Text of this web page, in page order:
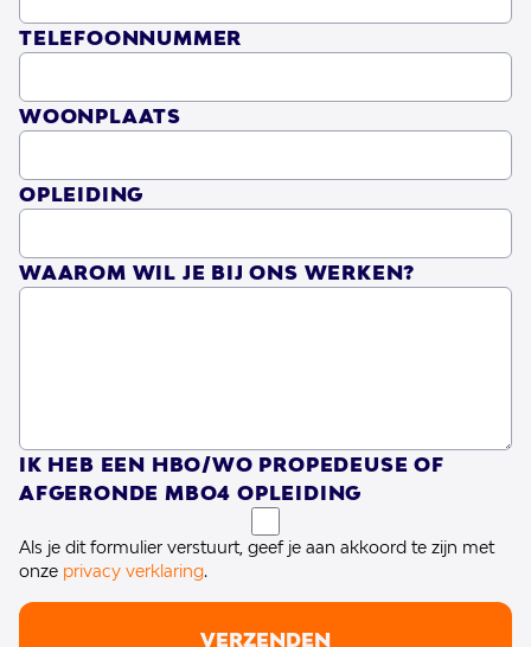
cliënten, van licht tot ernstig verstandelijk
het ontwikkelen van meer expertise voor
zoals mensen met gedragsproblematiek
veranderende zorgvraag.
woonparken, in woonwijken of thuis,
Eemhart kijkt naar wat de cliënt nodig
heeft. Ze streven ernaar om elke cliënt een
zo zelfstandig mogelijke, eigen veilige plek
in de samenleving te bieden, ondersteund
TELEFOONNUMMER
WOONPLAATS
OPLEIDING
WAAROM WIL JE BIJ ONS WERKEN?
IK HEB EEN HBO/WO PROPEDEUSE OF
AFGERONDE MBO4 OPLEIDING
Als je dit formulier verstuurt, geef je aan akkoord te zijn met
onze privacy verklaring.
VERZENDEN